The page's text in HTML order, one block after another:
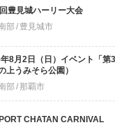
豊見城ハーリー大会
部
豊見城市
8月2日（日）イベント「第
上うみそら公園）
部
那覇市
CHATAN CARNIVAL